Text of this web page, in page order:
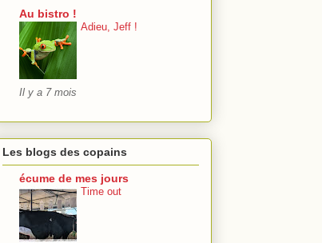
Au bistro !
Adieu, Jeff !
Il y a 7 mois
Les blogs des copains
écume de mes jours
Time out